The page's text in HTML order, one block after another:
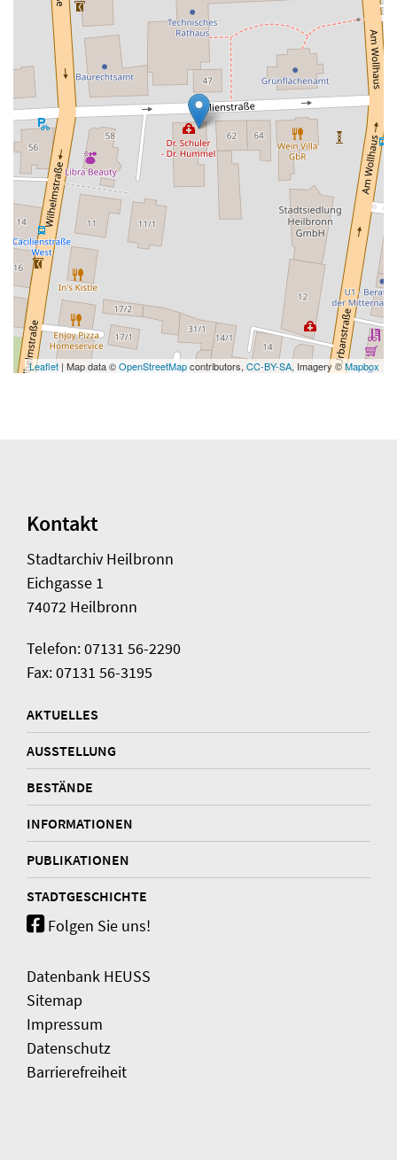
Leaflet | Map data ©OpenStreetMapcontributors, CC-BY-SA, Imagery ©Mapbox
Kontakt
Stadtarchiv Heilbronn
Eichgasse 1
74072 Heilbronn
Telefon: 07131 56-2290
Fax: 07131 56-3195
AKTUELLES
AUSSTELLUNG
BESTÄNDE
INFORMATIONEN
PUBLIKATIONEN
STADTGESCHICHTE
Folgen Sie uns!
Datenbank HEUSS
Sitemap
Impressum
Datenschutz
Barrierefreiheit